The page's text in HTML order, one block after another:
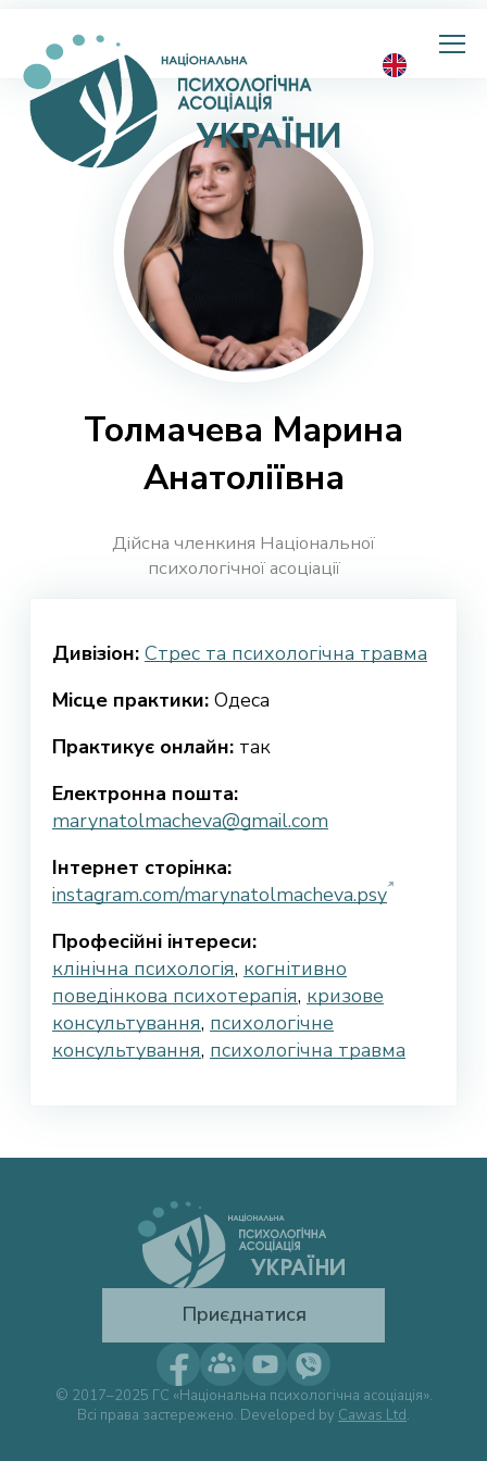
Національна
психологічна
Толмачева Марина
Анатоліївна
Дійсна членкиня Національної
психологічної асоціації
Дивізіон: Стрес та психологічна травма
Місце практики: Одеса
Практикує онлайн: так
Електронна пошта:
marynatolmacheva@gmail.com
Інтернет сторінка:
instagram.com/marynatolmacheva.psy
Професійні інтереси:
клінічна психологія, когнітивно
поведінкова психотерапія, кризове
консультування, психологічне
консультування, психологічна травма
Приєднатися
© 2017–2025 ГС «Національна психологічна асоціація».
Всі права застережено. Developed by Cawas Ltd.